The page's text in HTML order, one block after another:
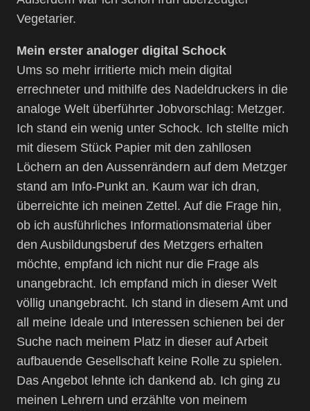
Vegetarier.
Mein erster analoger digital Schock
Ums so mehr irritierte mich mein digital
errechneter und mithilfe des Nadeldruckers in die
analoge Welt überführter Jobvorschlag: Metzger.
Ich stand ein wenig unter Schock. Ich stellte mich
mit diesem Stück Papier mit den zahllosen
Löchern an den Aussenrändern auf dem Metzger
stand am Info-Punkt an. Kaum war ich dran,
überreichte ich meinen Zettel. Auf die Frage hin,
ob ich ausführliches Informationsmaterial über
den Ausbildungsberuf des Metzgers erhalten
möchte, empfand ich nicht nur die Frage als
unangebracht. Ich empfand mich in dieser Welt
völlig unangebracht. Ich stand in diesem Amt und
all meine Ideale und Interessen schienen bei der
Suche nach meinem Platz in dieser auf Arbeit
aufbauende Gesellschaft keine Rolle zu spielen.
Das Angebot lehnte ich dankend ab. Ich ging zu
meinen Lehrern und erzählte von meinem